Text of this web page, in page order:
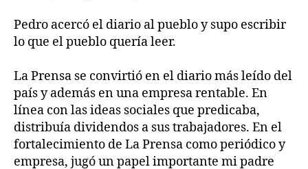
Pedro acercó el diario al pueblo y supo escribir
lo que el pueblo quería leer.
La Prensa se convirtió en el diario más leído del
país y además en una empresa rentable. En
línea con las ideas sociales que predicaba,
distribuía dividendos a sus trabajadores. En el
fortalecimiento de La Prensa como periódico y
empresa, jugó un papel importante mi padre